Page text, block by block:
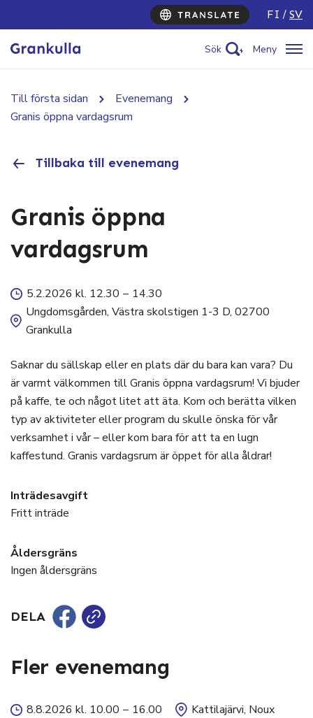
FI SV
Sök Meny
Till första sidan
Evenemang
Granis öppna vardagsrum
Tillbaka till evenemang
Granis öppna
vardagsrum
5.2.2026 kl. 12.30 – 14.30
Ungdomsgården, Västra skolstigen 1-3 D, 02700
Grankulla
Saknar du sällskap eller en plats där du bara kan vara? Du
är varmt välkommen till Granis öppna vardagsrum! Vi bjuder
på kaffe, te och något litet att äta. Kom och berätta vilken
typ av aktiviteter eller program du skulle önska för vår
verksamhet i vår – eller kom bara för att ta en lugn
kaffestund. Granis vardagsrum är öppet för alla åldrar!
Inträdesavgift
Fritt inträde
Åldersgräns
Ingen åldersgräns
DELA
Fler evenemang
8.8.2026 kl. 10.00 – 16.00 Kattilajärvi, Noux